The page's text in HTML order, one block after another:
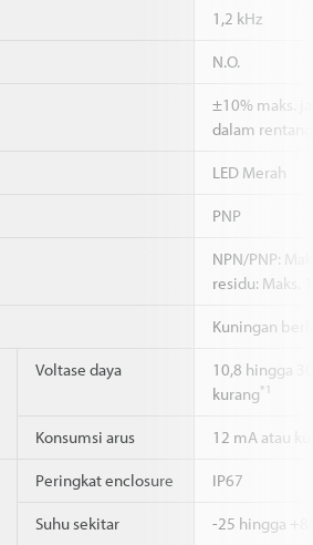
1,2 kHz
N.O.
±10% maks.
dalam
LED Merah
PNP
NPN/PNP:
residu: Maks.
Kuningan
Voltase daya
10,8 hingga
kurang*1
Konsumsi arus 12 mA atau
Peringkat enclosure IP67
Suhu sekitar -25 hingga